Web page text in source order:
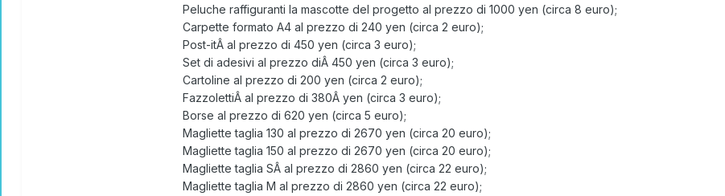
Peluche raffiguranti la mascotte del progetto al prezzo di 1000 yen (circa 8 euro);
Carpette formato A4 al prezzo di 240 yen (circa 2 euro);
Post-itÂ al prezzo di 450 yen (circa 3 euro);
Set di adesivi al prezzo diÂ 450 yen (circa 3 euro);
Cartoline al prezzo di 200 yen (circa 2 euro);
FazzolettiÂ al prezzo di 380Â yen (circa 3 euro);
Borse al prezzo di 620 yen (circa 5 euro);
Magliette taglia 130 al prezzo di 2670 yen (circa 20 euro);
Magliette taglia 150 al prezzo di 2670 yen (circa 20 euro);
Magliette taglia SÂ al prezzo di 2860 yen (circa 22 euro);
Magliette taglia M al prezzo di 2860 yen (circa 22 euro);